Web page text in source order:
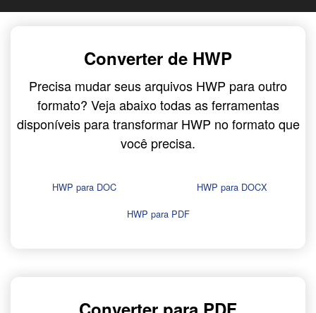
Converter de HWP
Precisa mudar seus arquivos HWP para outro
formato? Veja abaixo todas as ferramentas
disponíveis para transformar HWP no formato que
você precisa.
HWP para DOC
HWP para DOCX
HWP para PDF